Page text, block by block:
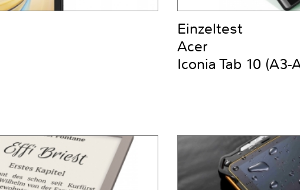
Einzeltest
Acer
Iconia Tab 10 (A3-